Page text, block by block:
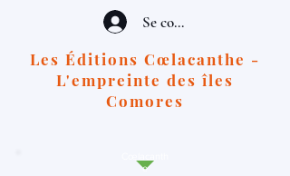
Se connecter
Les Éditions Cœlacanthe -
L'empreinte des îles
Comores
e